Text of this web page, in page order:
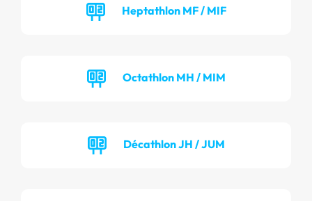
Heptathlon MF / MIF
Octathlon MH / MIM
Décathlon JH / JUM